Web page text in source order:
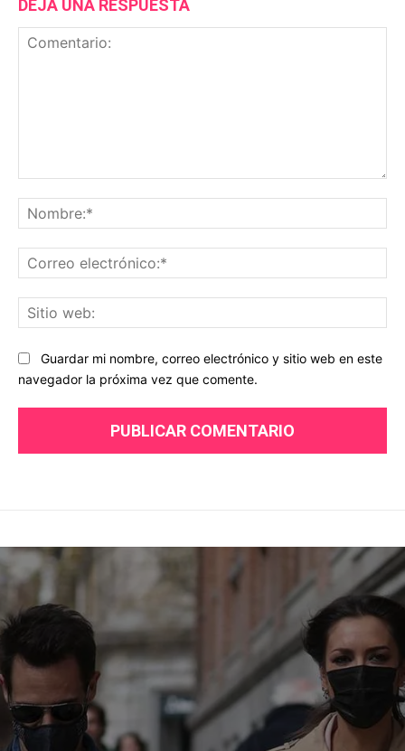
DEJA UNA RESPUESTA
Guardar mi nombre, correo electrónico y sitio web en este
navegador la próxima vez que comente.